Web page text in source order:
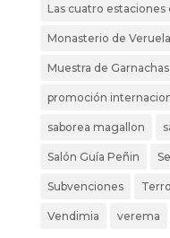
Las cuatro estaciones
Monasterio de Veruela
Muestra de Garnachas
promoción
saborea magallon
Salón Guía Peñin
Subvenciones
Vendimia verema